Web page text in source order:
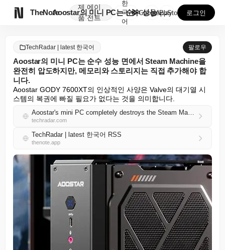
TheNote
제
품
에이
전트
Aoostar의 미니 PC는 순수 성능 면에서 Stea...
한
국
어
GooglePlay
AppStore 로그인
TechRadar | latest 한국어 팔로우
Aoostar의 미니 PC는 순수 성능 면에서 Steam Machine을
완전히 압도하지만, 메모리와 스토리지는 직접 추가해야 합
니다.
Aoostar GODY 7600XT의 인상적인 사양은 Valve의 대기열 시
스템의 복권에 빠질 필요가 없다는 것을 의미합니다.
Aoostar's mini PC completely destroys the Steam Machine on raw performance but you will have to add memory and storage
techradar.com
TechRadar | latest 한국어 RSS
thenote.app